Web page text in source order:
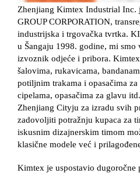
Zhenjiang Kimtex Industrial
GROUP CORPORATION,
industrijska i trgovačka tvrtka.
u Šangaju 1998. godine, mi
izvoznik odjeće i pribora.
šalovima, rukavicama,
potiljnim trakama i opasačima
cipelama, opasačima za glavu
Zhenjiang Cityju za izradu svih
zadovoljiti potražnju kupaca za
iskusnim dizajnerskim timom
klasične modele već i
Kimtex je uspostavio dugoročne